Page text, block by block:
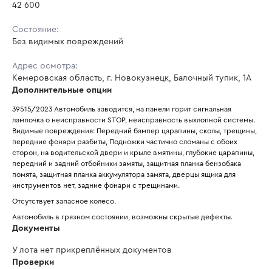
42 600
Состояние:
Без видимых повреждений
Адрес осмотра:
Кемеровская область, г. Новокузнецк, Балочный тупик, 1А
Дополнительные опции
39515/2023 Автомобиль заводится, на панели горит сигнальная
лампочка о неисправности STOP, неисправность выхлопной системы.
Видимые повреждения: Передний бампер царапины, сколы, трещины,
передние фонари разбиты, Подножки частично сломаны с обоих
сторон, на водительской двери и крыле вмятины, глубокие царапины,
передний и задний отбойники замяты, защитная планка бензобака
помята, защитная планка аккумулятора замята, дверцы ящика для
инструментов нет, задние фонари с трещинами.
Отсутствует запасное колесо.
Автомобиль в грязном состоянии, возможны скрытые дефекты.
Документы
У лота нет прикреплённых документов
Проверки